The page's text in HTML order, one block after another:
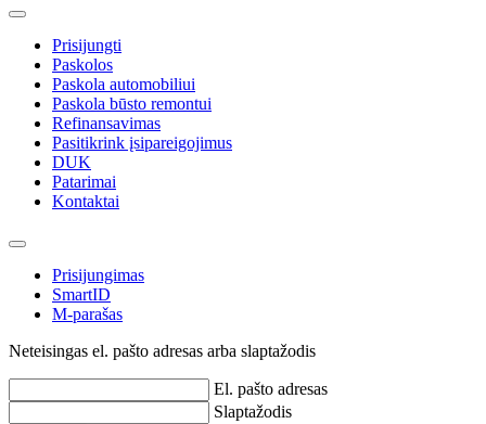
Prisijungti
Paskolos
Paskola automobiliui
Paskola būsto remontui
Refinansavimas
Pasitikrink įsipareigojimus
DUK
Patarimai
Kontaktai
Prisijungimas
SmartID
M-parašas
Neteisingas el. pašto adresas arba slaptažodis
El. pašto adresas
Slaptažodis